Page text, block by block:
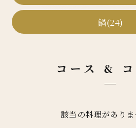
鍋(24)
コース & コ
該当の料理がありま